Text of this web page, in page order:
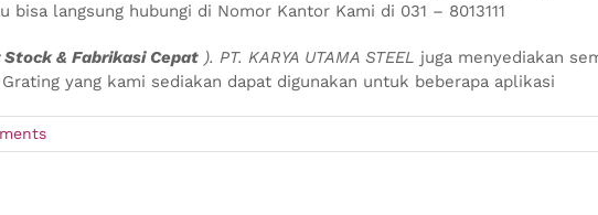
bisa langsung hubungi di Nomor Kantor Kami di 031 – 8013111
& Fabrikasi Cepat ). PT. KARYA UTAMA STEEL juga menyediakan
yang kami sediakan dapat digunakan untuk beberapa aplikasi